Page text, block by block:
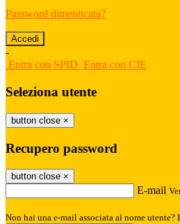
Password dimenticata?
-
Entra con SPID Entra con CIE
Seleziona utente
button close ×
Recupero password
button close ×
E-mail
Non hai una e-mail associata al nome